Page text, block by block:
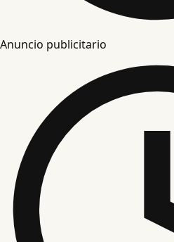
Anuncio publicitario